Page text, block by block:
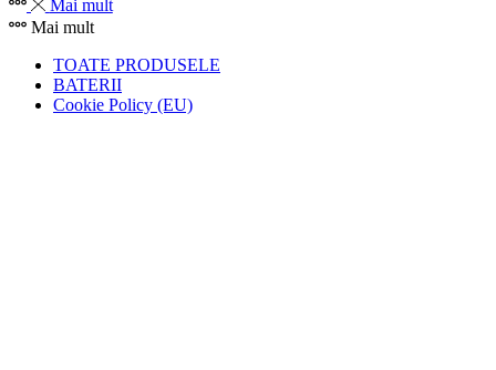
Mai mult
Mai mult
TOATE PRODUSELE
BATERII
Cookie Policy (EU)